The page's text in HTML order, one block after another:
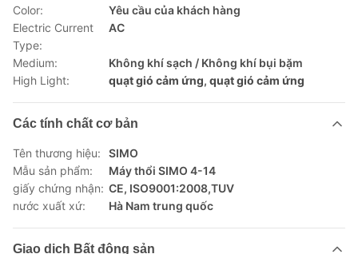
Color:
Yêu cầu của khách hàng
Electric Current
Type:
AC
Medium:
Không khí sạch / Không khí bụi bặm
High Light:
quạt gió cảm ứng, quạt gió cảm ứng
Các tính chất cơ bản
Tên thương hiệu:
SIMO
Mẫu sản phẩm:
Máy thổi SIMO 4-14
giấy chứng nhận: CE, ISO9001:2008,TUV
nước xuất xứ:
Hà Nam trung quốc
Giao dịch Bất động sản